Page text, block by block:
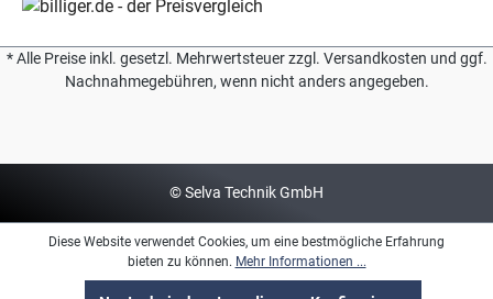
* Alle Preise inkl. gesetzl. Mehrwertsteuer zzgl. Versandkosten und ggf.
Nachnahmegebühren, wenn nicht anders angegeben.
© Selva Technik GmbH
Diese Website verwendet Cookies, um eine bestmögliche Erfahrung
bieten zu können. Mehr Informationen ...